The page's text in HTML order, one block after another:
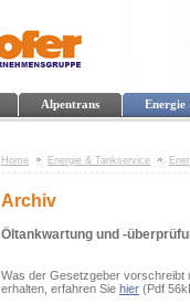
Alpentrans Energie
Home Energie & Tankservice
Archiv
Öltankwartung und -
Was der Gesetzgeber vorschreibt
erhalten, erfahren Sie hier (Pdf